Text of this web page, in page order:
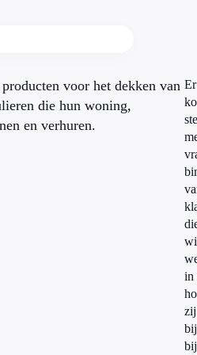
voor het dekken van
die hun woning,
en verhuren.
Er
in
zij
bij